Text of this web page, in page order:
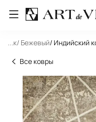
... / Бежевый/ Индийский
Все ковры